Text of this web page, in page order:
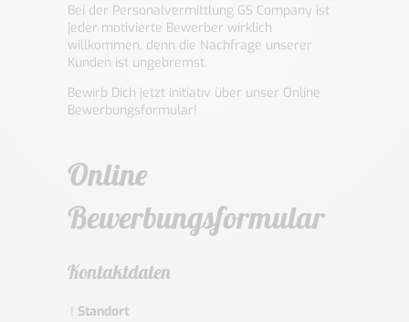
Bei der Personalvermittlung GS Company ist
jeder motivierte Bewerber wirklich
willkommen, denn die Nachfrage unserer
Kunden ist ungebremst.
Bewirb Dich jetzt initiativ über unser Online
Bewerbungsformular!
Online
Bewerbungsformular
Kontaktdaten
! Standort